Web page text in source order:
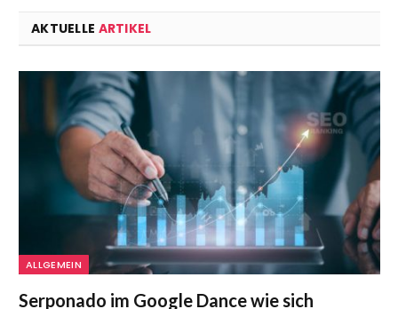
AKTUELLE ARTIKEL
ALLGEMEIN
Serponado im Google Dance wie sich